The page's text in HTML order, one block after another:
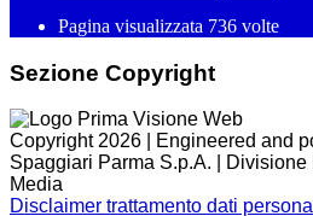
Pagina visualizzata 736 volte
Sezione Copyright
Copyright 2026 | Engineered and
Spaggiari Parma S.p.A. |
Media
Disclaimer trattamento dati